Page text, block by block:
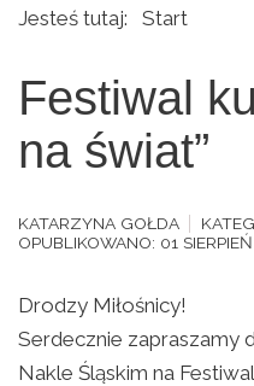
Jesteś tutaj: Start
Festiwal
na świat”
KATARZYNA GOŁDA
OPUBLIKOWANO: 01
Drodzy Miłośnicy!
Serdecznie zapraszamy
Nakle Śląskim na